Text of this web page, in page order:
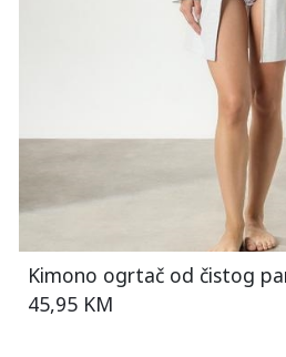
Kimono ogrtač od čistog
45,95 KM